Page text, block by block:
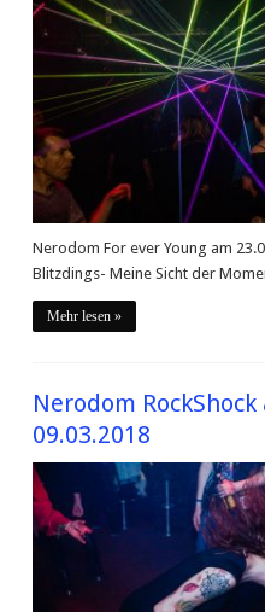
Nerodom For ever Young am
Blitzdings- Meine Sicht der
Mehr lesen »
Nerodom RockShock
09.03.2018